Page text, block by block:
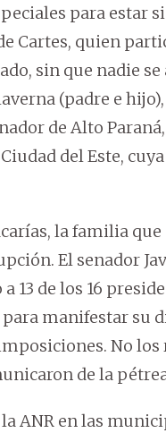
para estar
Cartes, quien
sin que nadie
(padre e
de Alto
del Este,
la familia
El senador
de los 16
manifestar su
No los
de la
ANR en las